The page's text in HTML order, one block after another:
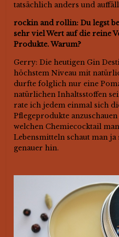
tatsächlich anders und
rockin and rollin: Du legst
sehr viel Wert auf die reine
Produkte. Warum?
Gerry: Die heutigen Gin
höchstem Niveau mit
durfte folglich nur eine
natürlichen Inhaltsstoffen
rate ich jedem einmal sich
Pflegeprodukte
welchen Chemiecocktail
Lebensmitteln schaut man
genauer hin.